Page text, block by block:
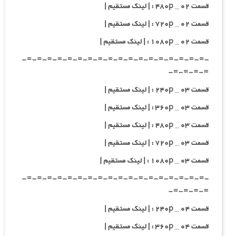
قسمت ۰۲ _ ۴۸۰p : | لینک مستقیم |
قسمت ۰۲ _ ۷۲۰p : | لینک مستقیم |
قسمت ۰۲ _ ۱۰۸۰p : | لینک مستقیم |
-=-=-=-=-=-=-=-=-=-=-=-=-=-=-=-=-=-=-
=-=-=-=-
قسمت ۰۳ _ ۲۴۰p : | لینک مستقیم |
قسمت ۰۳ _ ۳۶۰p : | لینک مستقیم |
قسمت ۰۳ _ ۴۸۰p : | لینک مستقیم |
قسمت ۰۳ _ ۷۲۰p : | لینک مستقیم |
قسمت ۰۳ _ ۱۰۸۰p : | لینک مستقیم |
-=-=-=-=-=-=-=-=-=-=-=-=-=-=-=-=-=-=-
=-=-=-=-
قسمت ۰۴ _ ۲۴۰p : | لینک مستقیم |
قسمت ۰۴ _ ۳۶۰p : | لینک مستقیم |